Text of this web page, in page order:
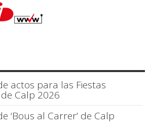
actos para las Fiestas
Calp 2026
‘Bous al Carrer’ de Calp